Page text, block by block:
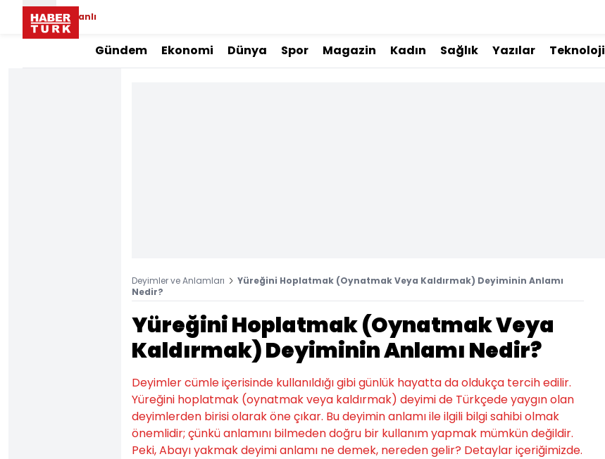
Canlı
Gündem Ekonomi Dünya Spor Magazin Kadın Sağlık Yazılar Teknoloji
Deyimler ve Anlamları
Yüreğini Hoplatmak (Oynatmak Veya Kaldırmak) Deyiminin Anlamı
Nedir?
Yüreğini Hoplatmak (Oynatmak Veya
Kaldırmak) Deyiminin Anlamı Nedir?
Deyimler cümle içerisinde kullanıldığı gibi günlük hayatta da oldukça tercih edilir.
Yüreğini hoplatmak (oynatmak veya kaldırmak) deyimi de Türkçede yaygın olan
deyimlerden birisi olarak öne çıkar. Bu deyimin anlamı ile ilgili bilgi sahibi olmak
önemlidir; çünkü anlamını bilmeden doğru bir kullanım yapmak mümkün değildir.
Peki, Abayı yakmak deyimi anlamı ne demek, nereden gelir? Detaylar içeriğimizde.